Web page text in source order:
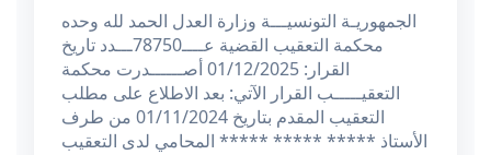
الجمهوريـة التونسيـــة وزارة العدل الحمد لله وحده
محكمة التعقيب القضية عــــ78750ـــدد تاريخ
القرار: 01/12/2025 أصــــــدرت محكمة
التعقيـــــب القرار الآتي: بعد الاطلاع على مطلب
التعقيب المقدم بتاريخ 01/11/2024 من طرف
الأستاذ ***** ***** ***** المحامي لدى التعقيب